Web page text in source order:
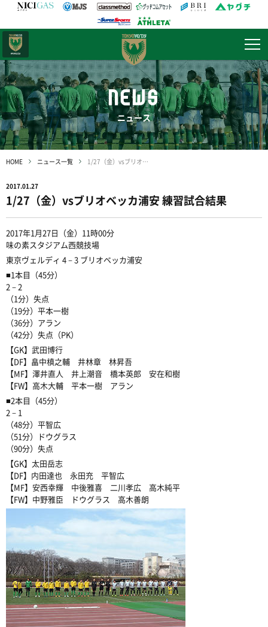
NEWS
ニュース
HOME ニュース一覧 1/27（金）vsブリオベッカ浦安 練習試合結果
2017.01.27
1/27（金）vsブリオベッカ浦安 練習試合結果
2017年1月27日（金）11時00分
味の素スタジアム西競技場
東京ヴェルディ 4－3 ブリオベッカ浦安
■1本目（45分）
2－2
（1分）失点
（19分）平本一樹
（36分）アラン
（42分）失点（PK）
【GK】武田博行
【DF】畠中槙之輔 井林章 林昇吾
【MF】澤井直人 井上潮音 橋本英郎 安在和樹
【FW】高木大輔 平本一樹 アラン
■2本目（45分）
2－1
（48分）平智広
（51分）ドウグラス
（90分）失点
【GK】太田岳志
【DF】内田達也 永田充 平智広
【MF】安西幸輝 中後雅喜 二川孝広 高木純平
【FW】中野雅臣 ドウグラス 高木善朗